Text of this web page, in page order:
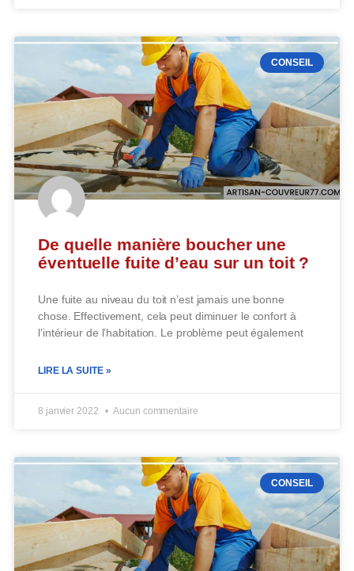
CONSEIL
De quelle manière boucher une
éventuelle fuite d’eau sur un toit ?
Une fuite au niveau du toit n’est jamais une bonne
chose. Effectivement, cela peut diminuer le confort à
l’intérieur de l’habitation. Le problème peut également
LIRE LA SUITE »
8 janvier 2022 Aucun commentaire
CONSEIL